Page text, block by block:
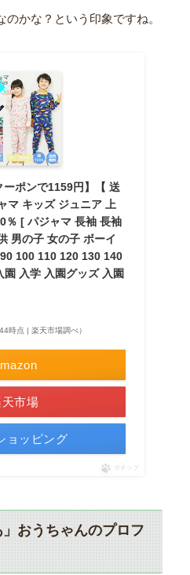
かな？という印象ですね。
ポンで1159円】【 送
マ キッズ ジュニア 上
％ [ パジャマ 長袖 長袖
男の子 女の子 ボーイ
100 110 120 130 140
入学 入園グッズ 入園
時点 | 楽天市場調べ）
市場
ョッピング
ポチップ
」おうちゃんのプロフ